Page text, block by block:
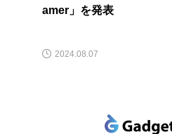
amer」を発表
2024.08.07